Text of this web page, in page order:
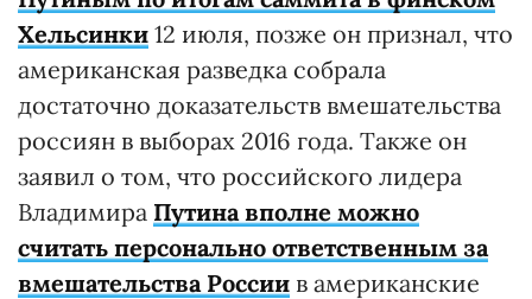
Хельсинки 12 июля, позже он признал, что
американская разведка собрала
достаточно доказательств вмешательства
россиян в выборах 2016 года. Также он
заявил о том, что российского лидера
Владимира Путина вполне можно
считать персонально ответственным за
вмешательства России в американские